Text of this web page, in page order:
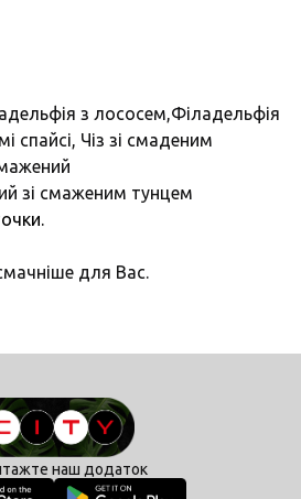
з лососем,Філадельфія
спайсі, Чіз зі смаденим
зі смаженим тунцем
для Вас.
наш додаток